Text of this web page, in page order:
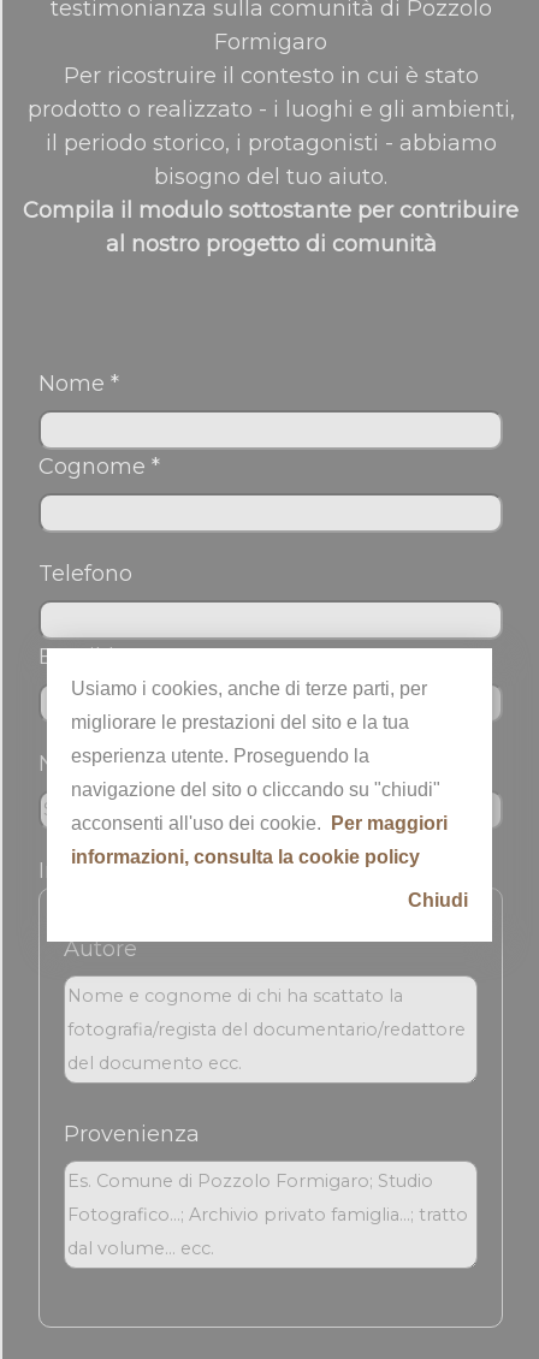
testimonianza sulla comunità di Pozzolo
Formigaro
Per ricostruire il contesto in cui è stato
prodotto o realizzato - i luoghi e gli ambienti,
il periodo storico, i protagonisti - abbiamo
bisogno del tuo aiuto.
Compila il modulo sottostante per contribuire
al nostro progetto di comunità
Nome *
Cognome *
Telefono
Email *
Nickname
Informazioni sull'immagine
Autore
Provenienza
Usiamo i cookies, anche di terze parti, per
migliorare le prestazioni del sito e la tua
esperienza utente. Proseguendo la
navigazione del sito o cliccando su "chiudi"
acconsenti all'uso dei cookie.
Per maggiori
informazioni, consulta la cookie policy
Chiudi